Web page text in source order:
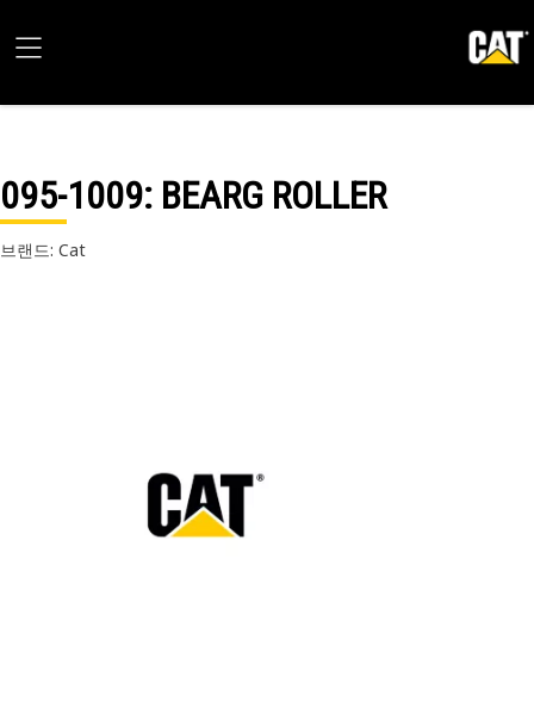
095-1009: BEARG ROLLER
브랜드: Cat